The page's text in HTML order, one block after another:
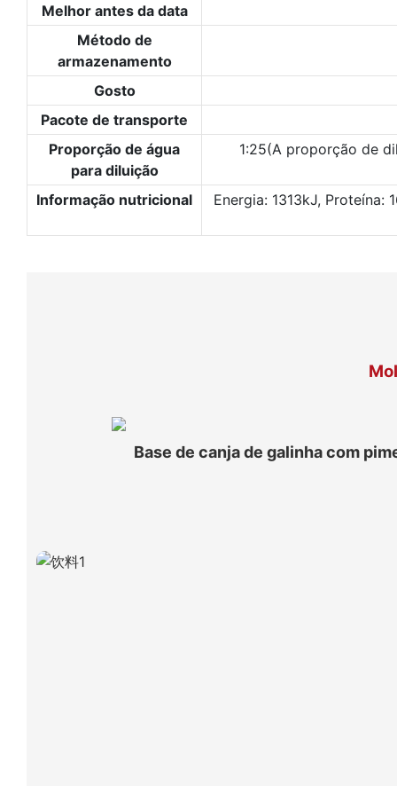
Melhor antes da data
Método de
armazenamento
Gosto
Pacote de transporte
Proporção de água
para diluição
1:25(A proporção de
Informação nutricional
Energia: 1313kJ,
Base de canja de galinha com